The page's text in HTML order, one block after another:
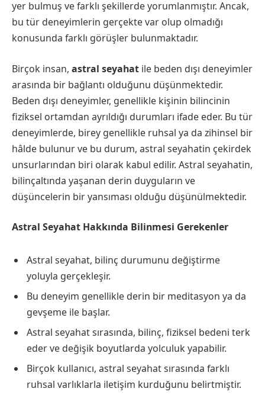
yer bulmuş ve farklı şekillerde yorumlanmıştır. Ancak,
bu tür deneyimlerin gerçekte var olup olmadığı
konusunda farklı görüşler bulunmaktadır.
Birçok insan, astral seyahat ile beden dışı deneyimler
arasında bir bağlantı olduğunu düşünmektedir.
Beden dışı deneyimler, genellikle kişinin bilincinin
fiziksel ortamdan ayrıldığı durumları ifade eder. Bu tür
deneyimlerde, birey genellikle ruhsal ya da zihinsel bir
hâlde bulunur ve bu durum, astral seyahatin çekirdek
unsurlarından biri olarak kabul edilir. Astral seyahatin,
bilinçaltında yaşanan derin duyguların ve
düşüncelerin bir yansıması olduğu düşünülmektedir.
Astral Seyahat Hakkında Bilinmesi Gerekenler
Astral seyahat, bilinç durumunu değiştirme
yoluyla gerçekleşir.
Bu deneyim genellikle derin bir meditasyon ya da
gevşeme ile başlar.
Astral seyahat sırasında, bilinç, fiziksel bedeni terk
eder ve değişik boyutlarda yolculuk yapabilir.
Birçok kullanıcı, astral seyahat sırasında farklı
ruhsal varlıklarla iletişim kurduğunu belirtmiştir.